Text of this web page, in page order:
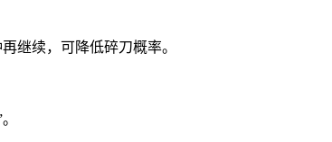
继续，可降低碎刀概率。